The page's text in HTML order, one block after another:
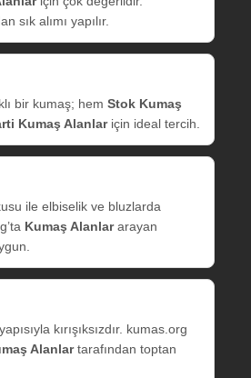
sık alımı yapılır.
bir kumaş; hem Stok Kumaş
Kumaş Alanlariçin ideal tercih.
ile elbiselik ve bluzlarda
Kumaş Alanlararayan
kırışıksızdır. kumas.org
Alanlartarafından toptan